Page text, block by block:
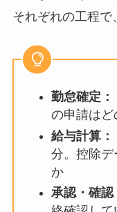
それぞれの工程で
勤怠確定：
の申請は
給与計算：
分。控除デ
か
承認・確認